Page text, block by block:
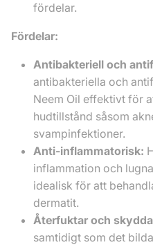
fördelar.
Fördelar:
Antibakteriell och
antibakteriella och
Neem Oil effektivt för
hudtillstånd såsom
svampinfektioner.
Anti-inflammatorisk:
inflammation och
idealisk för att
dermatit.
Återfuktar och
samtidigt som det